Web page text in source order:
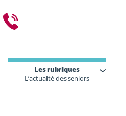
Les rubriques
L’actualité des seniors